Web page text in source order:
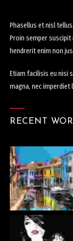
Phasellus et nisl
Proin semper suscipit
hendrerit enim non
Etiam facilisis eu nisi
magna, nec imperdiet
RECENT